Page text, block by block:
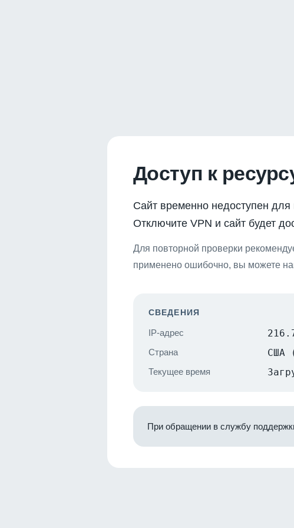
Доступ к
Сайт временно недоступен
Отключите VPN и сайт будет
Для повторной проверки
применено ошибочно, вы можете
СВЕДЕНИЯ
IP-адрес
Страна США
Текущее время
При обращении в службу